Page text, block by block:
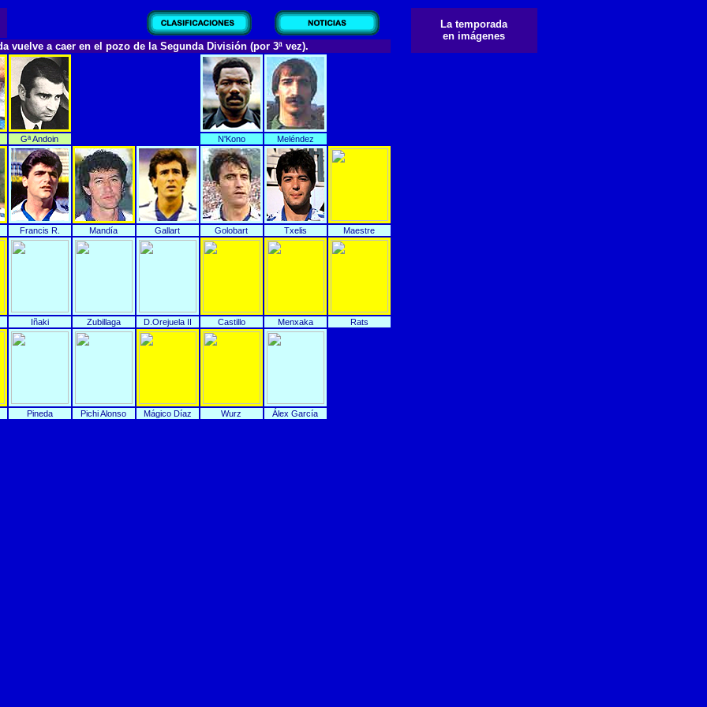
La temporada
en imágenes
vuelve a caer en el pozo de la Segunda División (por 3ª vez).
Gª Andoin N'Kono Meléndez
Francis R. Mandía Gallart Golobart Txelis Maestre
Iñaki Zubillaga D.Orejuela II Castillo Menxaka Rats
Pineda Pichi Alonso Mágico Díaz Wurz Álex García